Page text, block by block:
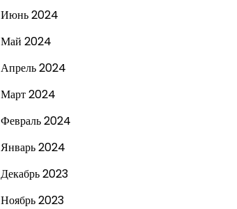
Июнь 2024
Май 2024
Апрель 2024
Март 2024
Февраль 2024
Январь 2024
Декабрь 2023
Ноябрь 2023